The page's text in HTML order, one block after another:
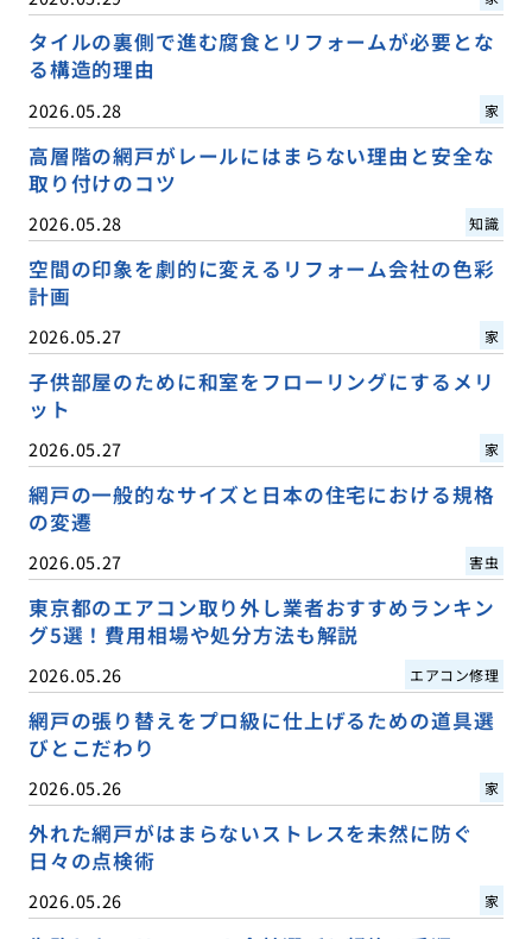
タイルの裏側で進む腐食とリフォームが必要とな
る構造的理由
2026.05.28 家
高層階の網戸がレールにはまらない理由と安全な
取り付けのコツ
2026.05.28 知識
空間の印象を劇的に変えるリフォーム会社の色彩
計画
2026.05.27 家
子供部屋のために和室をフローリングにするメリ
ット
2026.05.27 家
網戸の一般的なサイズと日本の住宅における規格
の変遷
2026.05.27 害虫
東京都のエアコン取り外し業者おすすめランキン
グ5選！費用相場や処分方法も解説
2026.05.26 エアコン修理
網戸の張り替えをプロ級に仕上げるための道具選
びとこだわり
2026.05.26 家
外れた網戸がはまらないストレスを未然に防ぐ
日々の点検術
2026.05.26 家